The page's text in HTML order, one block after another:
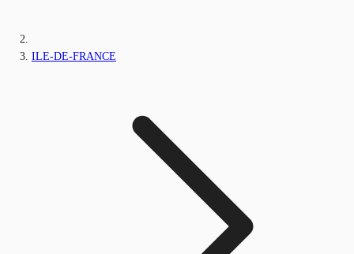
ILE-DE-FRANCE